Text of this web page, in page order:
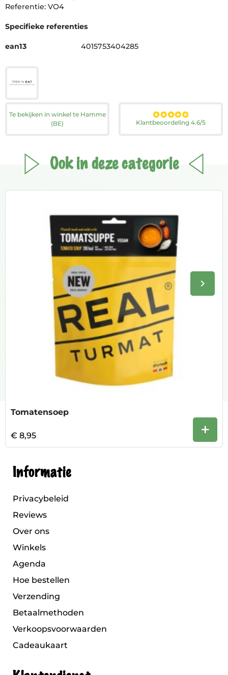
Referentie: VO4
Specifieke referenties
ean13 4015753404285
Te bekijken in winkel te Hamme
(BE)
Klantbeoordeling 4.6/5
Ook in deze categorie
keyboard_arrow_right
Tomatensoep
€ 8,95 +
Informatie
Privacybeleid
Reviews
Over ons
Winkels
Agenda
Hoe bestellen
Verzending
Betaalmethoden
Verkoopsvoorwaarden
Cadeaukaart